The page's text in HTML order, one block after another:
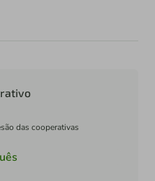
das cooperativas